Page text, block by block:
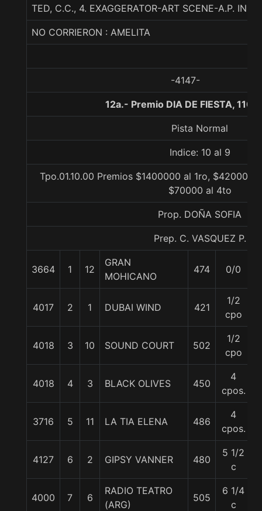
TED, C.C., 4. EXAGGERATOR-ART SCENE-A.P. INDY
NO CORRIERON : AMELITA
-4147-
12a.- Premio DIA DE FIESTA,
Pista Normal
Indice: 10 al 9
Tpo.01.10.00 Premios $1400000 al 1ro, $420000
$70000 al 4to
Prop. DOÑA SOFIA
Prep. C. VASQUEZ P.
3664 1 12
GRAN
MOHICANO
474 0/0
4017 2 1 DUBAI WIND 421
1/2
cpo
4018 3 10 SOUND COURT 502
1/2
cpo
4018 4 3 BLACK OLIVES 450
4
cpos.
3716 5 11 LA TIA ELENA 486
4
cpos.
4127 6 2 GIPSY VANNER 480
5 1/2
c
4000 7 6
RADIO TEATRO
(ARG)
505
6 1/4
c